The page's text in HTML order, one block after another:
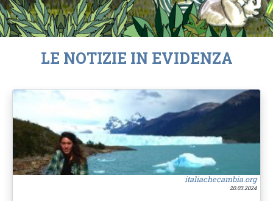
LE NOTIZIE IN EVIDENZA
italiachecambia.org
20.03.2024